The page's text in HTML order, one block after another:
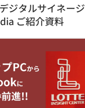
ジタルサイネージ
ご紹介資料